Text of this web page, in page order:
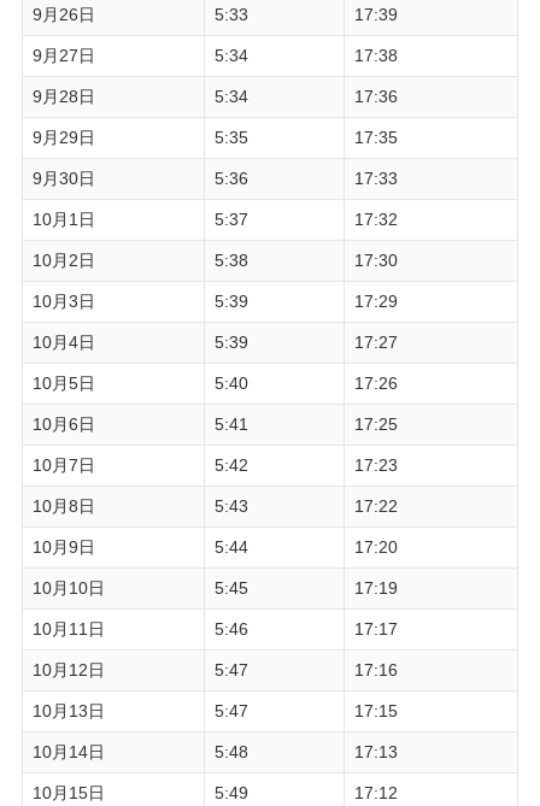
9月26日 5:33 17:39
9月27日 5:34 17:38
9月28日 5:34 17:36
9月29日 5:35 17:35
9月30日 5:36 17:33
10月1日 5:37 17:32
10月2日 5:38 17:30
10月3日 5:39 17:29
10月4日 5:39 17:27
10月5日 5:40 17:26
10月6日 5:41 17:25
10月7日 5:42 17:23
10月8日 5:43 17:22
10月9日 5:44 17:20
10月10日 5:45 17:19
10月11日 5:46 17:17
10月12日 5:47 17:16
10月13日 5:47 17:15
10月14日 5:48 17:13
10月15日 5:49 17:12